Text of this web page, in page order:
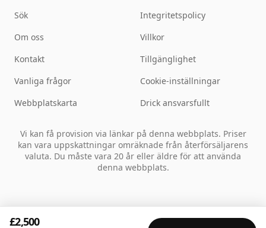
£2,500
Sök
Om oss
Kontakt
Vanliga frågor
Webbplatskarta
Integritetspolicy
Villkor
Tillgänglighet
Cookie-inställningar
Drick ansvarsfullt
Vi kan få provision via länkar på denna webbplats. Priser
kan vara uppskattningar omräknade från återförsäljarens
valuta. Du måste vara 20 år eller äldre för att använda
denna webbplats.